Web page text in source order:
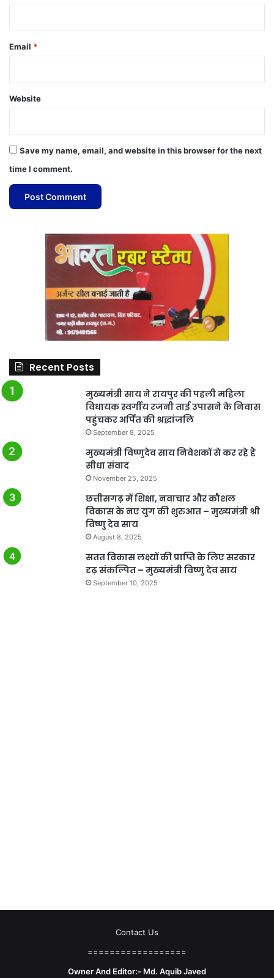
Email *
Website
Save my name, email, and website in this browser for the next
time I comment.
Recent Posts
मुख्यमंत्री साय ने रायपुर की पहली महिला
विधायक स्वर्गीय रजनी ताई उपासने के निवास
पहुंचकर अर्पित की श्रद्धांजलि
September 8, 2025
मुख्यमंत्री विष्णुदेव साय निवेशकों से कर रहे हैं
सीधा संवाद
November 25, 2025
छत्तीसगढ़ में शिक्षा, नवाचार और कौशल
विकास के नए युग की शुरुआत – मुख्यमंत्री श्री
विष्णु देव साय
August 8, 2025
सतत विकास लक्ष्यों की प्राप्ति के लिए सरकार
दृढ़ संकल्पित – मुख्यमंत्री विष्णु देव साय
September 10, 2025
Contact Us
==================
Owner And Editor:- Md. Aquib Javed